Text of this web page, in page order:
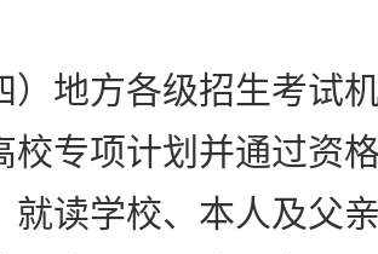
方各级招生考试机
校专项计划并通过资
就读学校、本人及父